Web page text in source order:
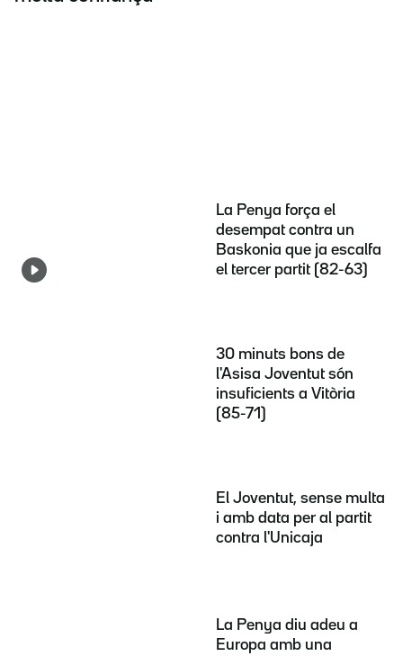
La Penya força el
desempat contra un
Baskonia que ja escalfa
el tercer partit (82-63)
30 minuts bons de
l'Asisa Joventut són
insuficients a Vitòria
(85-71)
El Joventut, sense multa
i amb data per al partit
contra l'Unicaja
La Penya diu adeu a
Europa amb una